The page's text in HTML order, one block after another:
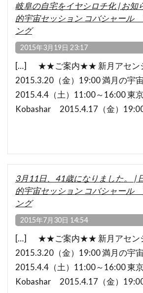
岐阜の自宅をイヤシロチ化 | お知
的宇宙セッション コバシャール
ング
2015年3月19日 23:17
[…] ★★ご案内★★ 新月アセン
2015.3.20（金）19:00 満月の宇
2015.4.4（土）11:00～16:00 東
Kobashar 2015.4.17（金）
3月11日、41歳になりました。 |
的宇宙セッション コバシャール
ング
2015年7月30日 14:54
[…] ★★ご案内★★ 新月アセン
2015.3.20（金）19:00 満月の宇
2015.4.4（土）11:00～16:00 東
Kobashar 2015.4.17（金）